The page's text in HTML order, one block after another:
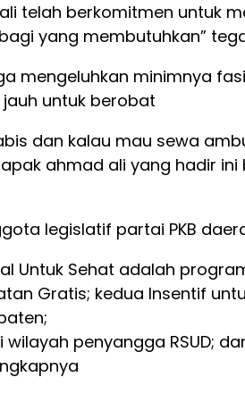
telah berkomitmen untuk
yang membutuhkan”
mengeluhkan minimnya
untuk berobat
dan kalau mau sewa
ahmad ali yang hadir
legislatif partai PKB
Untuk Sehat adalah
Gratis; kedua Insentif
penyangga RSUD;